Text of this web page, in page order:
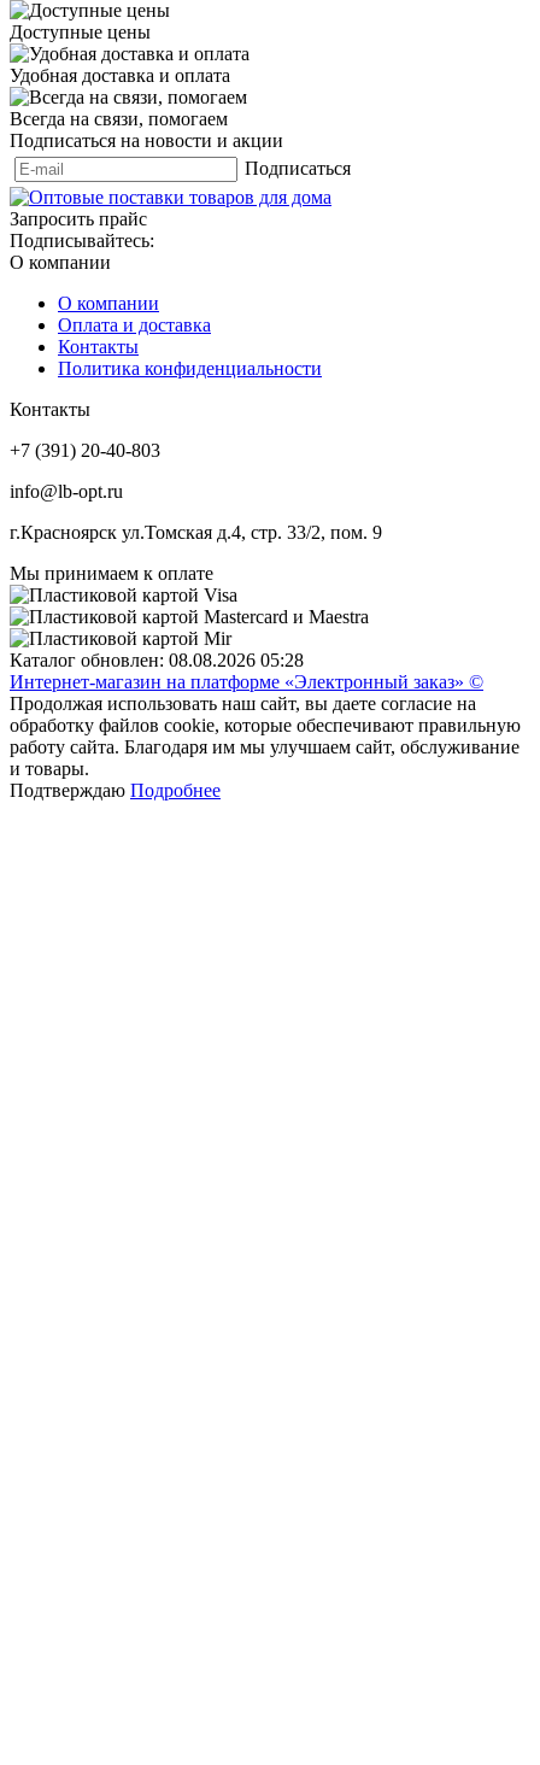
Доступные цены
Удобная доставка и оплата
Всегда на связи, помогаем
Подписаться на новости и акции
Подписаться
Запросить прайс
Подписывайтесь:
О компании
О компании
Оплата и доставка
Контакты
Политика конфиденциальности
Контакты
+7 (391) 20-40-803
info@lb-opt.ru
г.Красноярск ул.Томская д.4, стр. 33/2, пом. 9
Мы принимаем к оплате
Каталог обновлен: 08.08.2026 05:28
Интернет-магазин на платформе «Электронный заказ» ©
Продолжая использовать наш сайт, вы даете согласие на
обработку файлов cookie, которые обеспечивают правильную
работу сайта. Благодаря им мы улучшаем сайт, обслуживание
и товары.
Подтверждаю Подробнее